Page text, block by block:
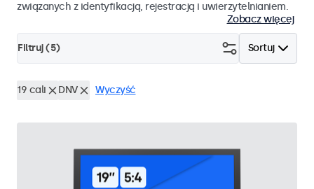
związanych z identyfikacją, rejestracją i uwierzytelnianiem.
Zobacz więcej
Sortuj
Filtruj (5)
19 cali DNV Wyczyść